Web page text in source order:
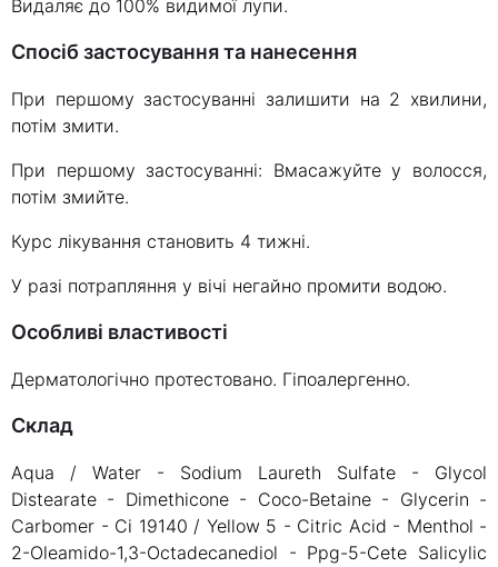
Видаляє до 100% видимої лупи.
Спосіб застосування та нанесення
При першому застосуванні залишити на 2 хвилини,
потім змити.
При першому застосуванні: Вмасажуйте у волосся,
потім змийте.
Курс лікування становить 4 тижні.
У разі потрапляння у вічі негайно промити водою.
Особливі властивості
Дерматологічно протестовано. Гіпоалергенно.
склад
Aqua / Water - Sodium Laureth Sulfate - Glycol
Distearate - Dimethicone - Coco-Betaine - Glycerin -
Carbomer - Ci 19140 / Yellow 5 - Citric Acid - Menthol -
2-Oleamido-1,3-Octadecanediol - Ppg-5-Cete Salicylic